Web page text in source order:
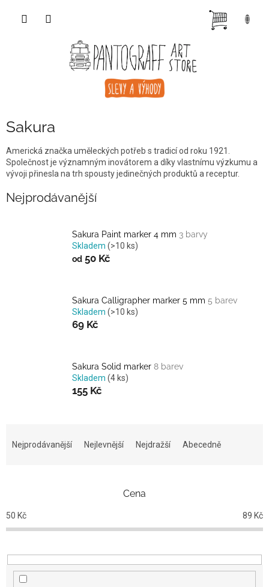
Sakura
Americká značka uměleckých potřeb s tradicí od roku 1921.
Společnost je významným inovátorem a díky vlastnímu výzkumu a
vývoji přinesla na trh spousty jedinečných produktů a receptur.
Nejprodávanější
Sakura Paint marker 4 mm 3 barvy
Skladem (>10 ks)
od 50 Kč
Sakura Calligrapher marker 5 mm 5 barev
Skladem (>10 ks)
69 Kč
Sakura Solid marker 8 barev
Skladem (4 ks)
155 Kč
p
r
o
u
Nejprodávanější Nejlevnější Nejdražší Abecedně
Cena
50 Kč 89 Kč